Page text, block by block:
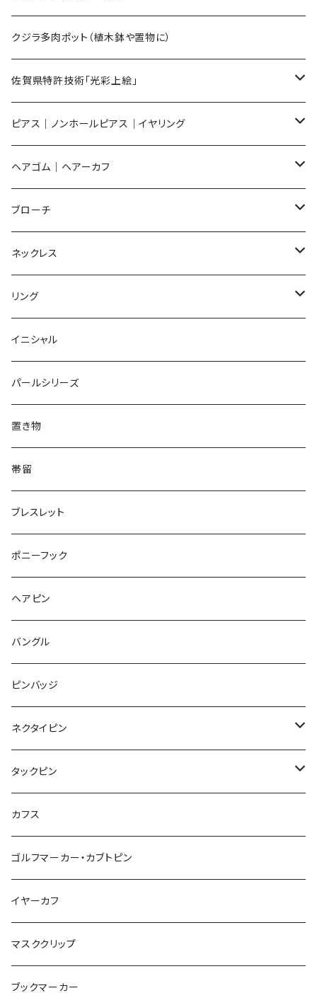
Sサイズ
flower
メンズ ギフトセット
クジラ多肉ポット（植木鉢や置物に）
佐賀県特許技術「光彩上絵」
ピアス
イヤリング
ノンホールピアス
ヘアゴム
ブローチ
ネックレス
リング
ピアス｜ノンホールピアス｜イヤリング
ピアス
Flower
Dot
Square
てんとう虫
pattern
こいのぼり
マーブル
カメオ
星
鳥
ノンホールピアス
Flower
Dot
Square
Bubble
Animal
マーブル
こいのぼり
てんとう虫
鳥
食品
イヤリング
Flower
Round
鳥
Triangle
食品
ハロウィン
カモフラージュ
square
天使
リボン
ヘアゴム｜ヘアーカフ
Flower
Round
Square
てんとう虫
Animal
うさぎ
パンダ
ハムスター
レッサーパンダ
ブタ
鏡
Pattern
マーメイド
雲
月
惑星
星
唐津土
lip
フルーツ
アイスクリーム
マーブル
音楽
カメオ
ハート
モザイク
ブローチ
Flower
Animal
猫
犬
クジラ
くま
コアラ
羊
牛
カメ
イルカ
カエル
Lips
鏡
Pattern
house
bag
フルーツ
さくらんぼ
レモン
てんとう虫
野菜
雲
月
惑星
星
こいのぼり
カメラ
音楽
バイオリン
カメオ
バルーン
マーメイド
ネックレス
Flower
Animal
てんとう虫
Food
Pattern
ガラス
カメラ
リボン
ラリエット
モザイク
ハート
アルファベット
ハロウィン
紐
鳥
バルーン
マーブル
リング
Flower
Round
てんとう虫
animal
lip
フルーツ
パン
ガラス
リボン
マーブル
鳥
星
アルファベット
ハロウィン
カメオ
2トーン
イニシャル
パールシリーズ
置き物
帯留
ブレスレット
ポニーフック
ヘアピン
バングル
ピンバッジ
ネクタイピン
結び
スクエア
タックピン
結び
カフス
ゴルフマーカー・カブトピン
イヤーカフ
マスククリップ
ブックマーカー